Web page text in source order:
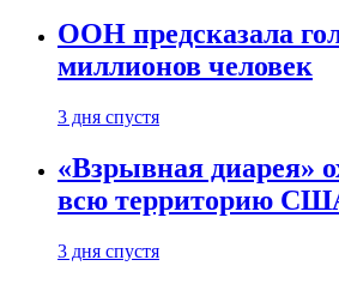
ООН предсказала
миллионов человек
3 дня спустя
«Взрывная диарея»
всю территорию
3 дня спустя